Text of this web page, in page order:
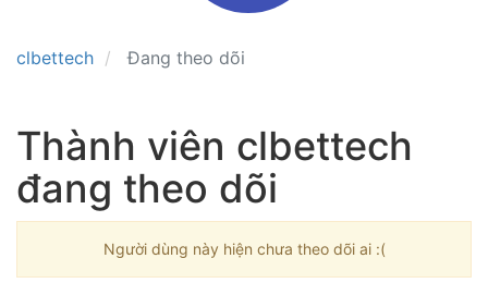
clbettech Đang theo dõi
Thành viên clbettech
đang theo dõi
Người dùng này hiện chưa theo dõi ai :(